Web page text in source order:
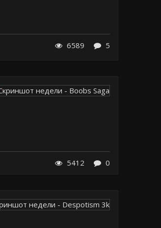
6589 5
5412 0